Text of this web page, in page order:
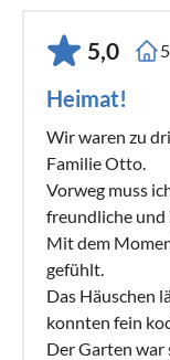
5,0 5
Heimat!
Wir waren zu
Familie Otto.
Vorweg muss
freundliche und
Mit dem
gefühlt.
Das Häuschen
konnten fein
Der Garten war